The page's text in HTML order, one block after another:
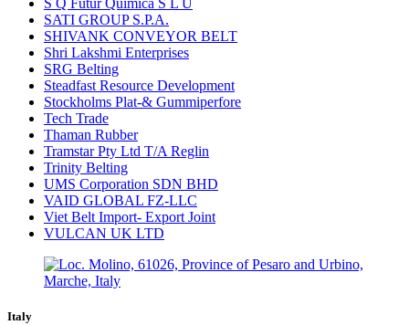
S Q Futur Quimica S L U
SATI GROUP S.P.A.
SHIVANK CONVEYOR BELT
Shri Lakshmi Enterprises
SRG Belting
Steadfast Resource Development
Stockholms Plat-& Gummiperfore
Tech Trade
Thaman Rubber
Tramstar Pty Ltd T/A Reglin
Trinity Belting
UMS Corporation SDN BHD
VAID GLOBAL FZ-LLC
Viet Belt Import- Export Joint
VULCAN UK LTD
Italy